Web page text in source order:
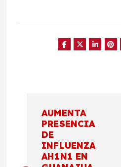
AUMENTA
PRESENCIA
DE
INFLUENZA
AH1N1 EN